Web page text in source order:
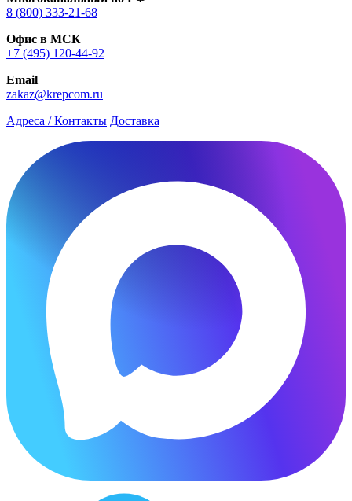
8 (800) 333‑21-68
Офис в МСК
+7 (495) 120-44-92
Email
zakaz@krepcom.ru
Адреса / Контакты Доставка